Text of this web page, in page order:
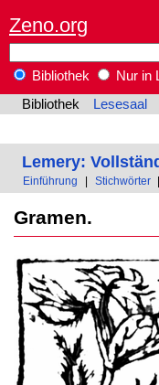
Zeno.org
Bibliothek
Nur in
Bibliothek
Lesesaal
Lemery:
Einführung Stichwörter
Gramen.